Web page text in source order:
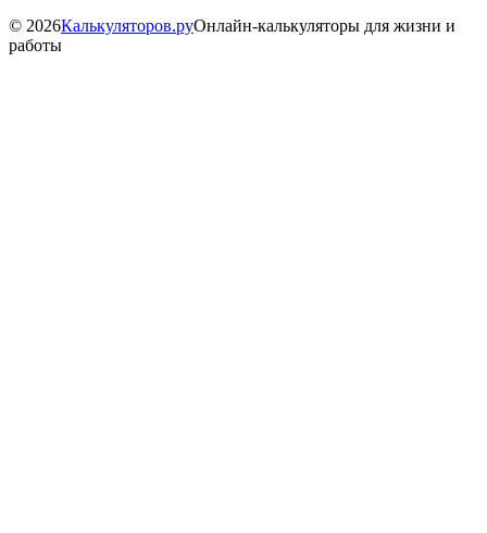
© 2026Калькуляторов.руОнлайн-калькуляторы для жизни и
работы